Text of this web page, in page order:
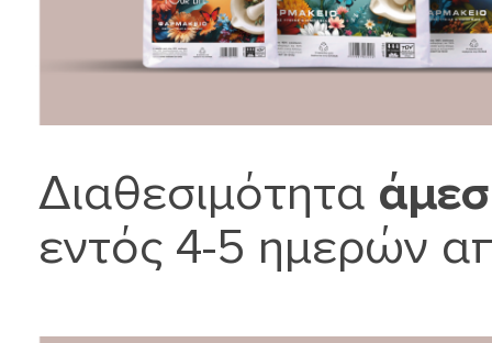
Διαθεσιμότητα
εντός 4-5 ημερών